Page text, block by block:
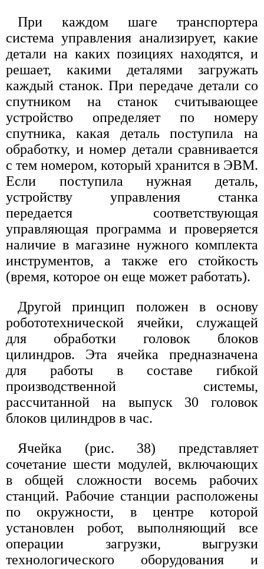
При каждом шаге транспортера
система управления анализирует, какие
детали на каких позициях находятся, и
решает, какими деталями загружать
каждый станок. При передаче детали со
спутником на станок считывающее
устройство определяет по номеру
спутника, какая деталь поступила на
обработку, и номер детали сравнивается
с тем номером, который хранится в ЭВМ.
Если поступила нужная деталь,
устройству управления станка
передается соответствующая
управляющая программа и проверяется
наличие в магазине нужного комплекта
инструментов, а также его стойкость
(время, которое он еще может работать).
Другой принцип положен в основу
робототехнической ячейки, служащей
для обработки головок блоков
цилиндров. Эта ячейка предназначена
для работы в составе гибкой
производственной системы,
рассчитанной на выпуск 30 головок
блоков цилиндров в час.
Ячейка (рис. 38) представляет
сочетание шести модулей, включающих
в общей сложности восемь рабочих
станций. Рабочие станции расположены
по окружности, в центре которой
установлен робот, выполняющий все
операции загрузки, выгрузки
технологического оборудования и